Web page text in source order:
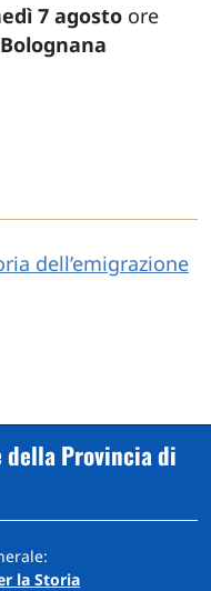
7 agosto ore
Bolognana
dell’emigrazione
della Provincia di
la Storia